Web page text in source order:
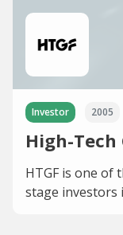
Investor 2005
High-
HTGF is one of
stage investors